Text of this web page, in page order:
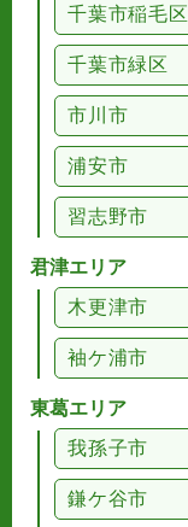
千葉市稲毛区
千葉市緑区
市川市
浦安市
習志野市
君津エリア
木更津市
袖ケ浦市
東葛エリア
我孫子市
鎌ケ谷市